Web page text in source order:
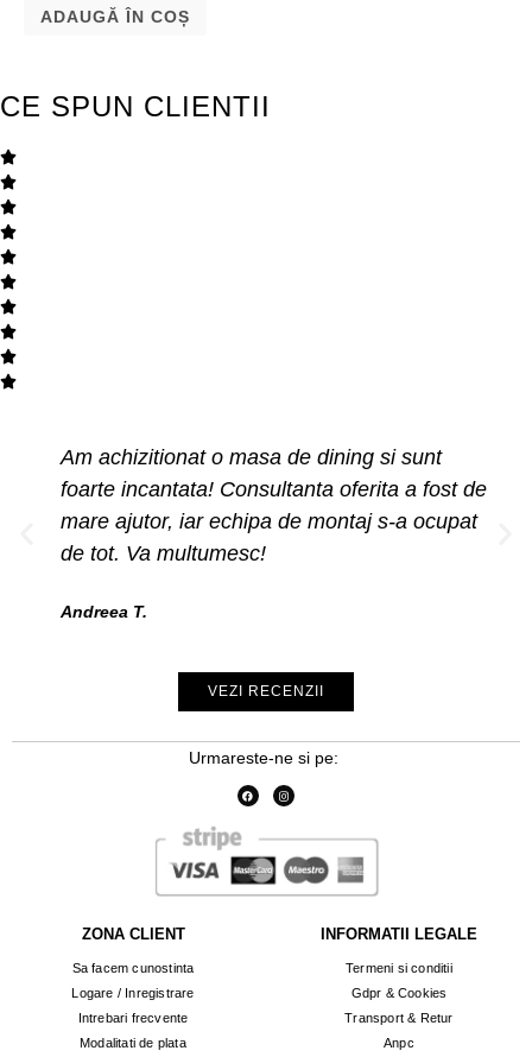
ADAUGĂ ÎN COȘ
CE SPUN CLIENTII
Am achizitionat o masa de dining si sunt
foarte incantata! Consultanta oferita a fost de
mare ajutor, iar echipa de montaj s-a ocupat
de tot. Va multumesc!
Andreea T.
VEZI RECENZII
Urmareste-ne si pe:
ZONA CLIENT
Sa facem cunostinta
Logare / Inregistrare
Intrebari frecvente
Modalitati de plata
INFORMATII LEGALE
Termeni si conditii
Gdpr & Cookies
Transport & Retur
Anpc